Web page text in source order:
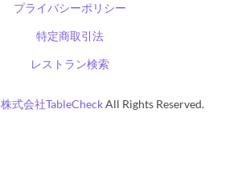
プライバシーポリシー
特定商取引法
レストラン検索
株式会社TableCheckAll Rights Reserved.